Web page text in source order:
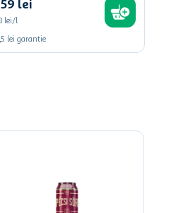
59 lei
lei/l
lei garantie